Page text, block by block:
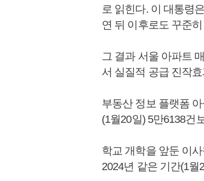
로 읽힌다. 이 대통령
연 뒤 이후로도 꾸준
그 결과 서울 아파트
서 실질적 공급 진작
부동산 정보 플랫폼
(1월20일) 5만6138건
학교 개학을 앞둔 이
2024년 같은 기간(1